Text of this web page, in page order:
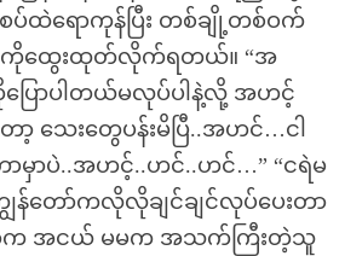
စပ်ထဲရောကုန်ပြီး တစ်ချို့တစ်ဝက်
ကိုထွေးထုတ်လိုက်ရတယ်။ “အ
ြောပါတယ်မလုပ်ပါနဲ့လို့ အဟင့်
ာ့ သေးတွေပန်းမိပြီ..အဟင်…ငါ
ာမှာပဲ..အဟင့်..ဟင်..ဟင်…” “ငရဲမ
ျွန်တော်ကလိုလိုချင်ချင်လုပ်ပေးတာ
ော်က အငယ် မမက အသက်ကြီးတဲ့သူ